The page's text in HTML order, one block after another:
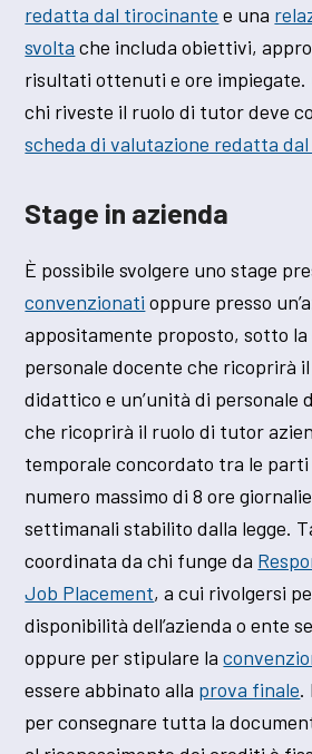
redatta dal tirocinante e una
svolta che includa obiettivi,
risultati ottenuti e ore impiegate.
chi riveste il ruolo di tutor deve
scheda di valutazione redatta
Stage in azienda
È possibile svolgere uno stage
convenzionati oppure presso
appositamente proposto, sotto la
personale docente che ricoprirà
didattico e un’unità di personale
che ricoprirà il ruolo di tutor
temporale concordato tra le
numero massimo di 8 ore
settimanali stabilito dalla legge.
coordinata da chi funge da
Job Placement, a cui rivolgersi
disponibilità dell’azienda o ente
oppure per stipulare la
essere abbinato alla prova finale.
per consegnare tutta la